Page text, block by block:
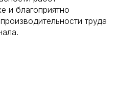
и благоприятно
труда